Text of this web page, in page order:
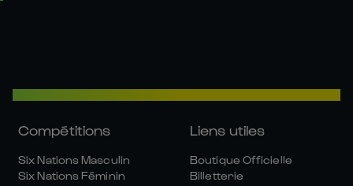
Compétitions
Six Nations Masculin
Six Nations Féminin
Liens utiles
Boutique Officielle
Billetterie